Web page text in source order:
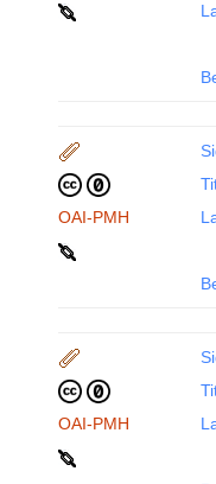
OAI-PMH
OAI-PMH